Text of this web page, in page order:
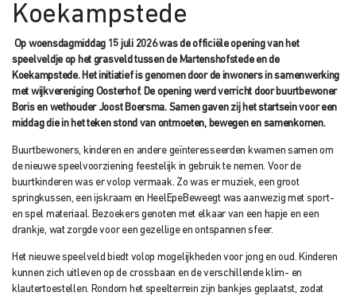
Koekampstede
Op woensdagmiddag 15 juli 2026 was de officiële opening van het
speelveldje op het grasveld tussen de Martenshofstede en de
Koekampstede. Het initiatief is genomen door de inwoners in samenwerking
met wijkvereniging Oosterhof. De opening werd verricht door buurtbewoner
Boris en wethouder Joost Boersma. Samen gaven zij het startsein voor een
middag die in het teken stond van ontmoeten, bewegen en samenkomen.
Buurtbewoners, kinderen en andere geïnteresseerden kwamen samen om
de nieuwe speelvoorziening feestelijk in gebruik te nemen. Voor de
buurtkinderen was er volop vermaak. Zo was er muziek, een groot
springkussen, een ijskraam en HeelEpeBeweegt was aanwezig met sport-
en spel materiaal. Bezoekers genoten met elkaar van een hapje en een
drankje, wat zorgde voor een gezellige en ontspannen sfeer.
Het nieuwe speelveld biedt volop mogelijkheden voor jong en oud. Kinderen
kunnen zich uitleven op de crossbaan en de verschillende klim- en
klautertoestellen. Rondom het speelterrein zijn bankjes geplaatst, zodat